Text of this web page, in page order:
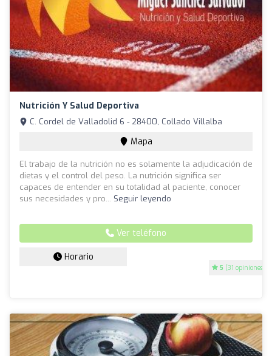
Nutrición Y Salud Deportiva
5 (31 opiniones)
C. Cordel de Valladolid 6 - 28400, Collado Villalba
Mapa
El trabajo de la nutrición no es solamente la adjudicación de
dietas y el control del peso. La nutrición significa ser
capaces de entender en su totalidad al paciente, conocer
sus necesidades y pro... Seguir leyendo
Ver teléfono
Horario